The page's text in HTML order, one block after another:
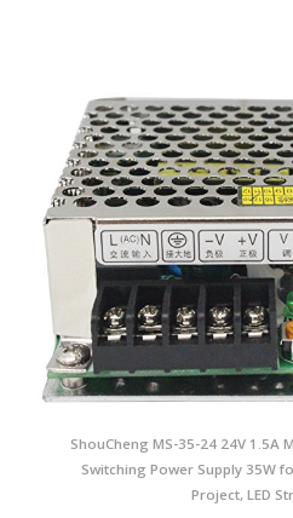
ShouCheng MS-35-24 24V 1.5A
Switching Power Supply 35W
Project, LED